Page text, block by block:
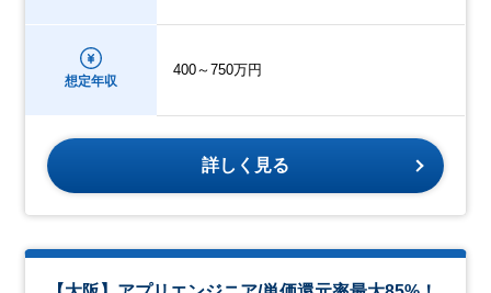
想定年収
400～750万円
詳しく見る